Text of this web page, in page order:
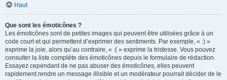
Haut
Que sont les émoticônes ?
Les émoticônes sont de petites images qui peuvent être utilisées grâce à un
code court et qui permettent d’exprimer des sentiments. Par exemple, « :) »
exprime la joie, alors qu’au contraire, « :( » exprime la tristesse. Vous pouvez
consulter la liste complète des émoticônes depuis le formulaire de rédaction.
Essayez cependant de ne pas abuser des émoticônes, elles peuvent
rapidement rendre un message illisible et un modérateur pourrait décider de le